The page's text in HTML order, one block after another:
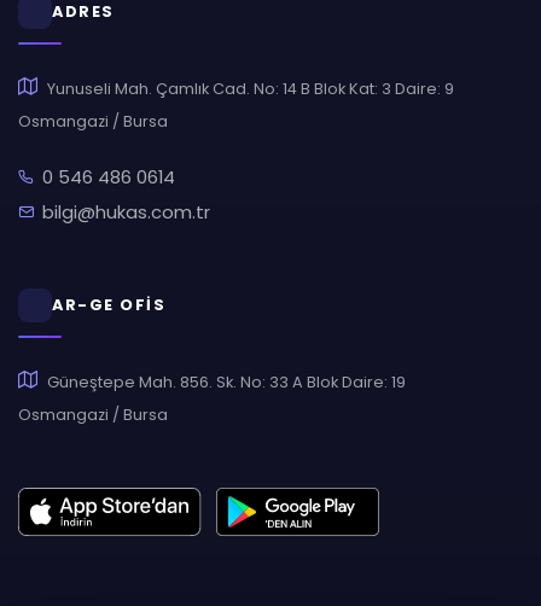
ADRES
Yunuseli Mah. Çamlık Cad. No: 14 B Blok Kat: 3 Daire: 9
Osmangazi / Bursa
0 546 486 0614
bilgi@hukas.com.tr
AR-GE OFİS
Güneştepe Mah. 856. Sk. No: 33 A Blok Daire: 19
Osmangazi / Bursa